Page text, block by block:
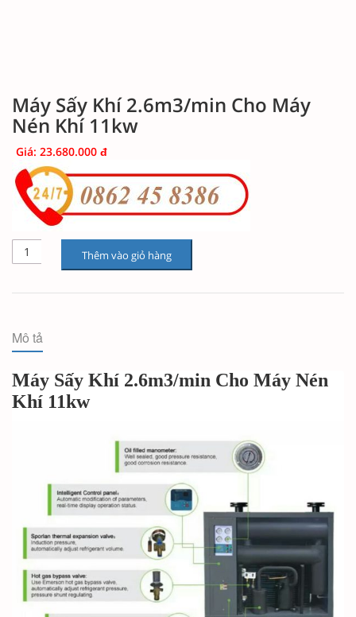
Máy Sấy Khí 2.6m3/min Cho Máy
Nén Khí 11kw
Giá: 23.680.000 đ
Thêm vào giỏ hàng
Mô tả
Máy Sấy Khí 2.6m3/min Cho Máy Nén
Khí 11kw